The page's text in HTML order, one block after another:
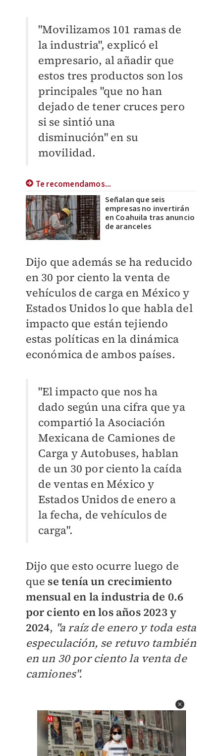
"Movilizamos 101 ramas de
la industria", explicó el
empresario, al añadir que
estos tres productos son los
principales "que no han
dejado de tener cruces pero
si se sintió una
disminución" en su
movilidad.
Te recomendamos...
Señalan que seis
empresas no invertirán
en Coahuila tras anuncio
de aranceles
Dijo que además se ha reducido
en 30 por ciento la venta de
vehículos de carga en México y
Estados Unidos lo que habla del
impacto que están tejiendo
estas políticas en la dinámica
económica de ambos países.
"El impacto que nos ha
dado según una cifra que ya
compartió la Asociación
Mexicana de Camiones de
Carga y Autobuses, hablan
de un 30 por ciento la caída
de ventas en México y
Estados Unidos de enero a
la fecha, de vehículos de
carga".
Dijo que esto ocurre luego de
que se tenía un crecimiento
mensual en la industria de 0.6
por ciento en los años 2023 y
2024, "a raíz de enero y toda esta
especulación, se retuvo también
en un 30 por ciento la venta de
camiones".